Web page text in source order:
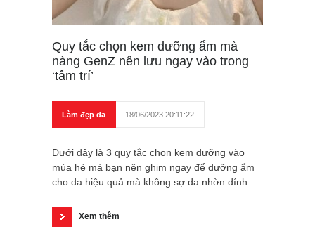
Quy tắc chọn kem dưỡng ẩm mà
nàng GenZ nên lưu ngay vào trong
‘tâm trí’
Làm đẹp da 18/06/2023 20:11:22
Dưới đây là 3 quy tắc chọn kem dưỡng vào
mùa hè mà bạn nên ghim ngay để dưỡng ẩm
cho da hiệu quả mà không sợ da nhờn dính.
Xem thêm